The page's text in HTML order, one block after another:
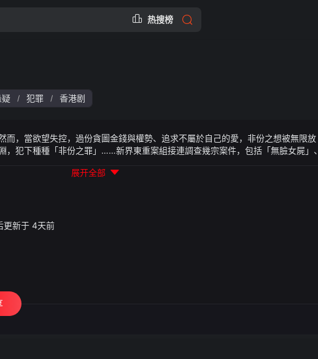
热搜榜
疑 / 犯罪 / 香港剧
而，當欲望失控，過份貪圖金錢與權勢、追求不屬於自己的愛，非份之想被無限放
，犯下種種「非份之罪」……新界東重案組接連調查幾宗案件，包括「無臉女屍」、
展开全部
新于 4天前